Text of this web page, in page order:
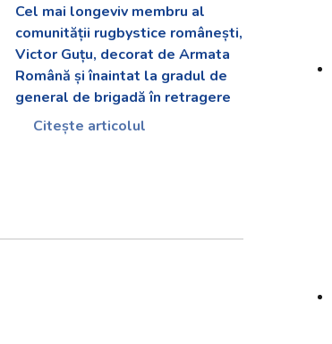
Cel mai longeviv membru al
comunității rugbystice românești,
Victor Guțu, decorat de Armata
Română și înaintat la gradul de
general de brigadă în retragere
Citește articolul